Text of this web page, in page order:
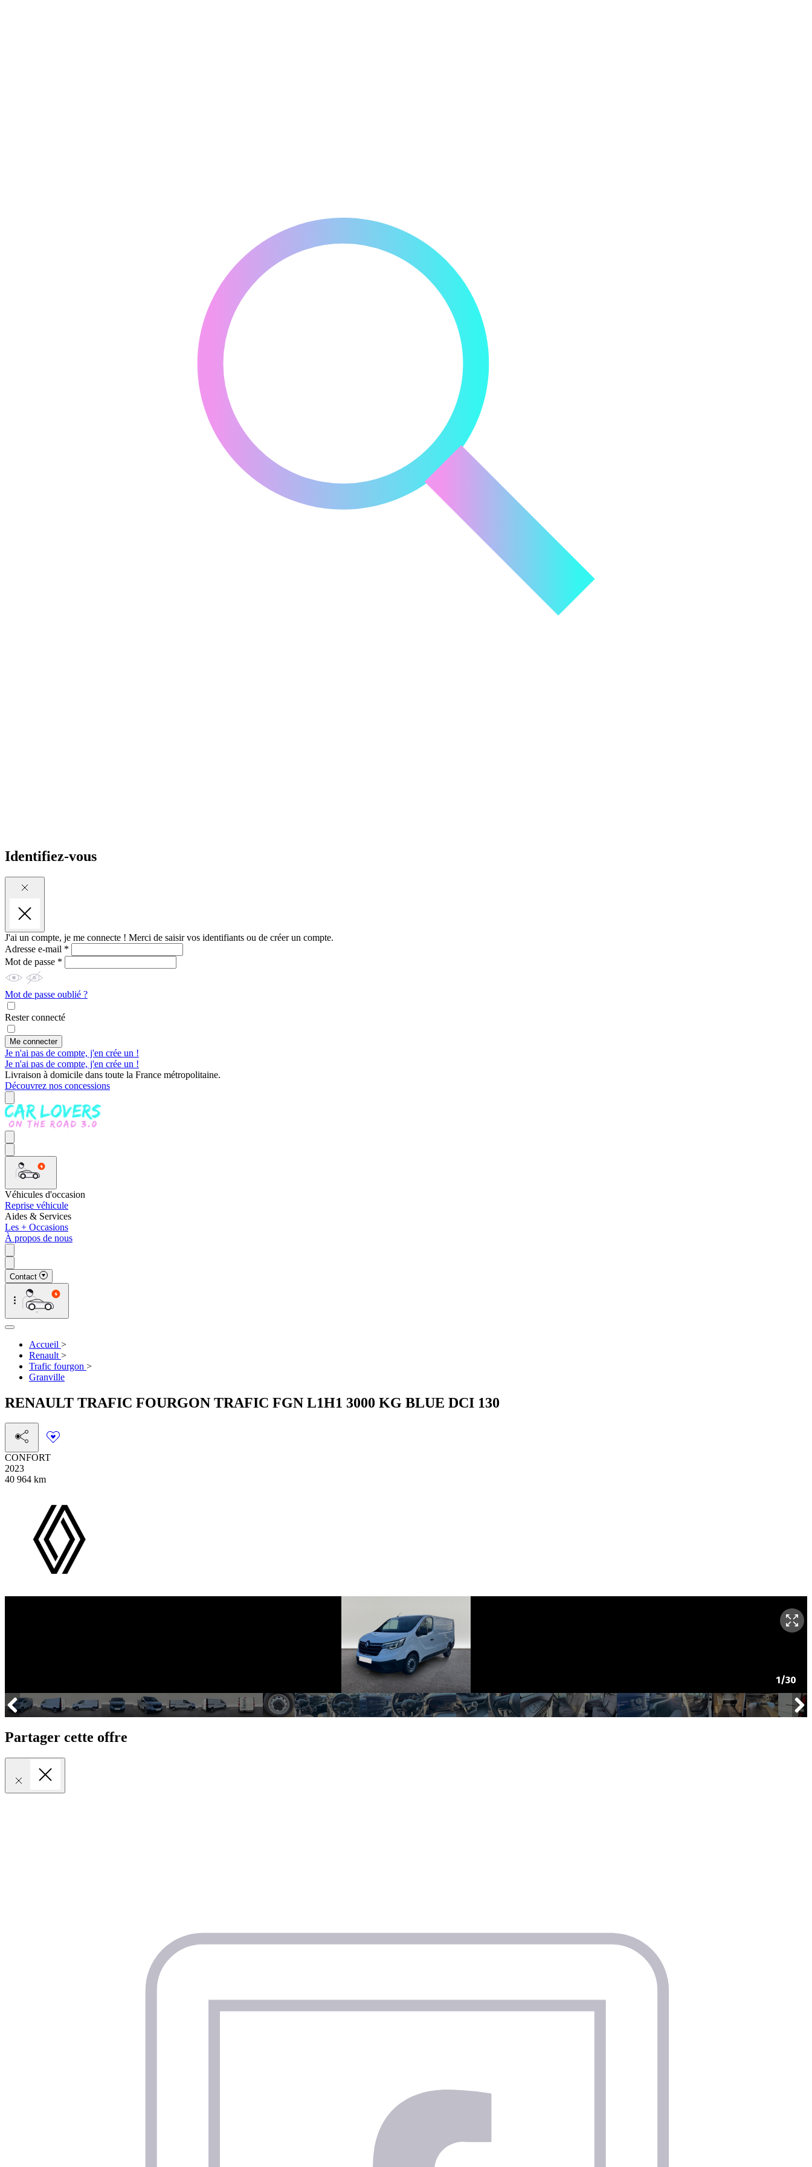
Identifiez-vous
J'ai un compte, je me connecte ! Merci de saisir vos identifiants ou de créer un compte.
Adresse e-mail *
Mot de passe *
Mot de passe oublié ?
Rester connecté
Me connecter
Je n'ai pas de compte, j'en crée un !
Je n'ai pas de compte, j'en crée un !
Livraison à domicile dans toute la France métropolitaine.
Découvrez nos concessions
Véhicules d'occasion
Reprise véhicule
Aides & Services
Les + Occasions
À propos de nous
Contact
Accueil >
Renault >
Trafic fourgon >
Granville
RENAULT TRAFIC FOURGON TRAFIC FGN L1H1 3000 KG BLUE DCI 130
CONFORT
2023
40 964 km
Partager cette offre